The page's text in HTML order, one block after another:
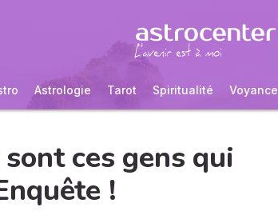
Astrologie Tarot Spiritualité Voyance
ces gens qui
!